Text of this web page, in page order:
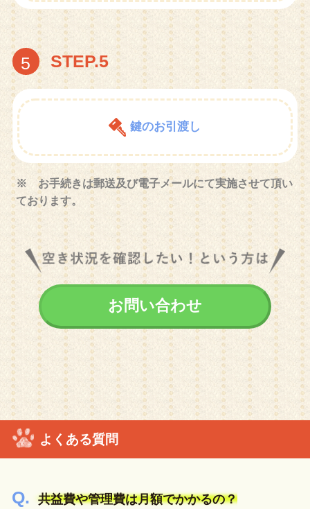
5 STEP.5
鍵のお引渡し
※ お手続きは郵送及び電子メールにて実施させて頂い
ております。
お問い合わせ
よくある質問
共益費や管理費は月額でかかるの？